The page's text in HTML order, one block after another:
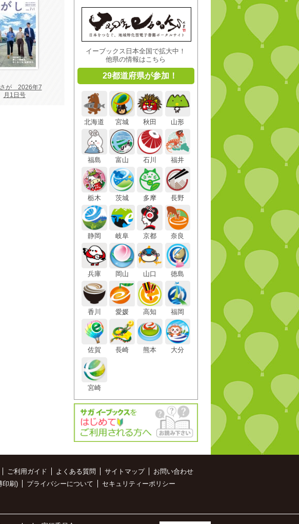
が 2026年7
月1日号
イーブックス日本全国で拡大中！
他県の情報はこちら
29都道府県が参加！
北海道 宮城 秋田 山形
福島 富山 石川 福井
栃木 茨城 多摩 長野
静岡 岐阜 京都 奈良
兵庫 岡山 山口 徳島
香川 愛媛 高知 福岡
佐賀 長崎 熊本 大分
宮崎
ご利用ガイド よくある質問 サイトマップ
お問い合わせ
印刷) プライバシーについて
セキュリティーポリシー